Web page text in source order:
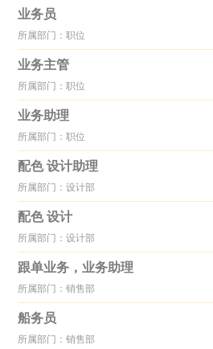
业务员
所属部门：职位
业务主管
所属部门：职位
业务助理
所属部门：职位
配色 设计助理
所属部门：设计部
配色 设计
所属部门：设计部
跟单业务，业务助理
所属部门：销售部
船务员
所属部门：销售部